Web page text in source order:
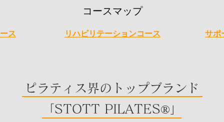
コースマップ
ス リハビリテーションコース サポ
ピラティス界のトップブランド
「STOTT PILATES®」